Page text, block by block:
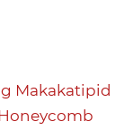
Makakatipid